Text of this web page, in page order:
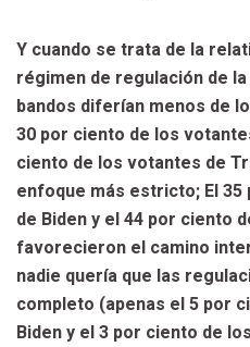
Y cuando se trata de la
régimen de regulación de
bandos diferían menos de
30 por ciento de los
ciento de los votantes de
enfoque más estricto; El
de Biden y el 44 por ciento
favorecieron el camino
nadie quería que las
completo (apenas el 5 por
Biden y el 3 por ciento de